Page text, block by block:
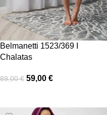
Belmanetti 1523/369 I
Chalatas
89,00€ 59,00 €